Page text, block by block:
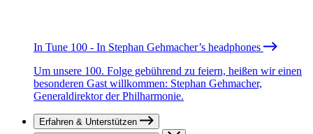
In Tune 100 - In Stephan Gehmacher’s headphones
Um unsere 100. Folge gebührend zu feiern, heißen wir einen
besonderen Gast willkommen: Stephan Gehmacher,
Generaldirektor der Philharmonie.
Erfahren & Unterstützen